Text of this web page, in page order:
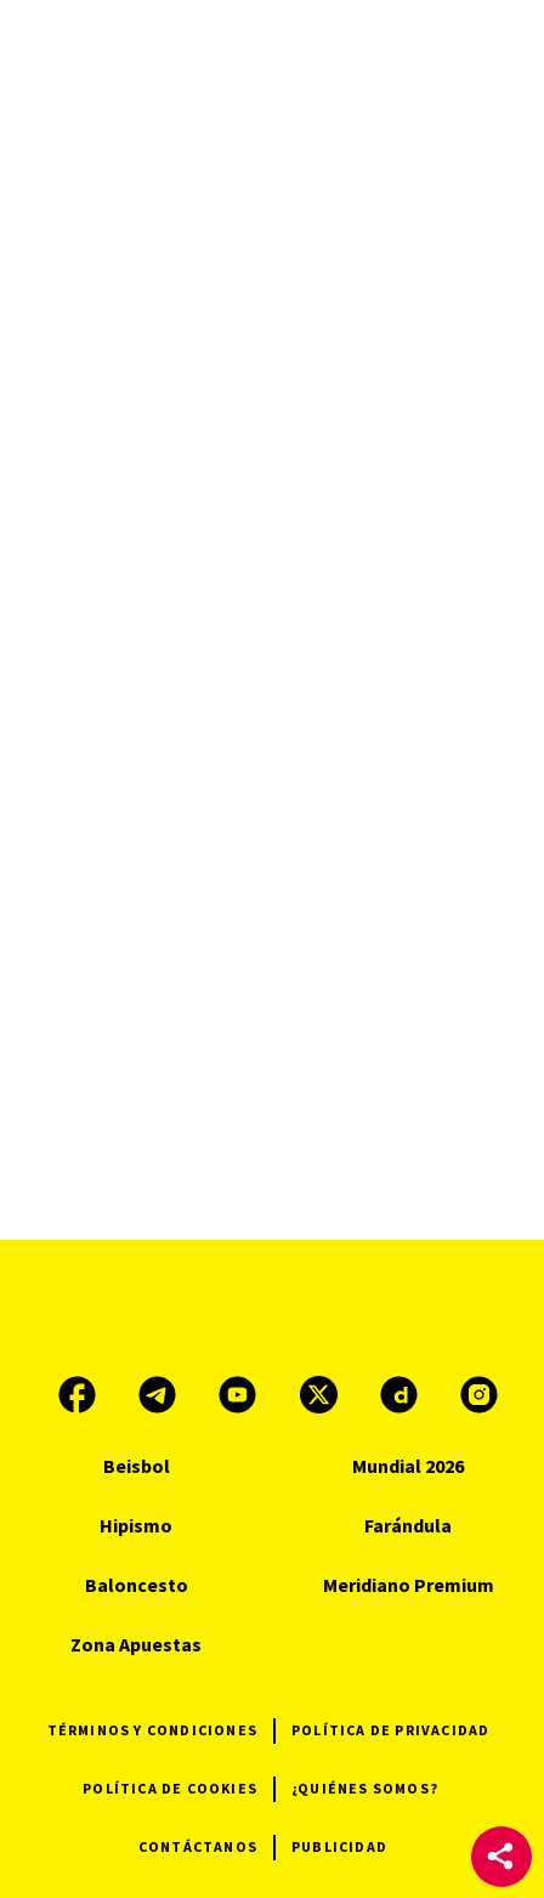
Beisbol Mundial 2026
Hipismo Farándula
Baloncesto Meridiano Premium
Zona Apuestas
TÉRMINOS Y CONDICIONES POLÍTICA DE PRIVACIDAD
POLÍTICA DE COOKIES ¿QUIÉNES SOMOS?
CONTÁCTANOS PUBLICIDAD